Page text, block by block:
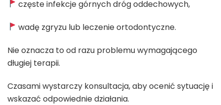
częste infekcje górnych dróg oddechowych,
wadę zgryzu lub leczenie ortodontyczne.
Nie oznacza to od razu problemu wymagającego
długiej terapii.
Czasami wystarczy konsultacja, aby ocenić sytuację i
wskazać odpowiednie działania.